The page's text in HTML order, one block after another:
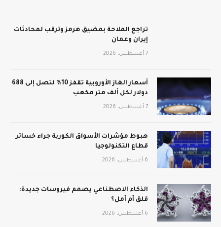
تراجع الملاحة بمضيق هرمز وترقب لمحادثات
إيران وعمان
7 أغسطس، 2026
أسعار الغاز الأوروبية تقفز 10% لتصل إلى 688
دولار لكل ألف متر مكعب
7 أغسطس، 2026
هبوط مؤشرات الأسواق الكورية جراء خسائر
قطاع التكنولوجيا
6 أغسطس، 2026
الذكاء الاصطناعي يصمم فيروسات جديدة:
قلق أم أمل؟
6 أغسطس، 2026